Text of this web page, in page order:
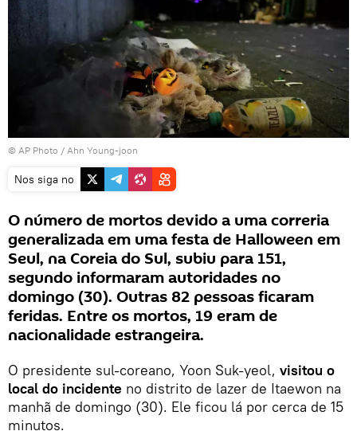
© AP Photo / Ahn Young-joon
Nos siga no
O número de mortos devido a uma correria
generalizada em uma festa de Halloween em
Seul, na Coreia do Sul, subiu para 151,
segundo informaram autoridades no
domingo (30). Outras 82 pessoas ficaram
feridas. Entre os mortos, 19 eram de
nacionalidade estrangeira.
O presidente sul-coreano, Yoon Suk-yeol, visitou o
local do incidente no distrito de lazer de Itaewon na
manhã de domingo (30). Ele ficou lá por cerca de 15
minutos.